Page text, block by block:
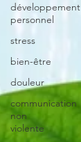
développement
personnel
stress
bien-être
douleur
communication
non
violente